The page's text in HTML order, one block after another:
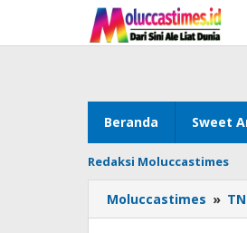
content
Beranda Sweet
Redaksi Moluccastimes
Moluccastimes »